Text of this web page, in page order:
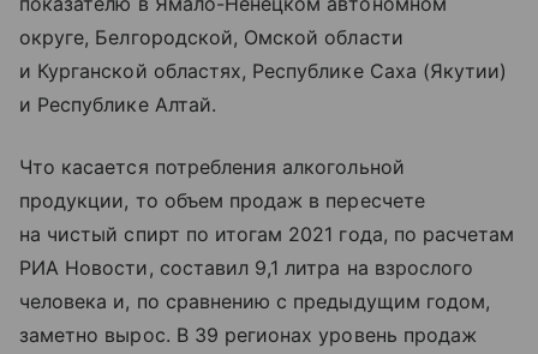
округе, Белгородской, Омской области
и Курганской областях, Республике Саха (Якутии)
и Республике Алтай.
Что касается потребления алкогольной
продукции, то объем продаж в пересчете
на чистый спирт по итогам 2021 года, по расчетам
РИА Новости, составил 9,1 литра на взрослого
человека и, по сравнению с предыдущим годом,
заметно вырос. В 39 регионах уровень продаж